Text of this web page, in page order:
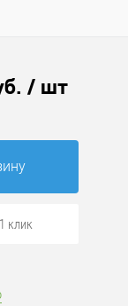
/ шт
клик